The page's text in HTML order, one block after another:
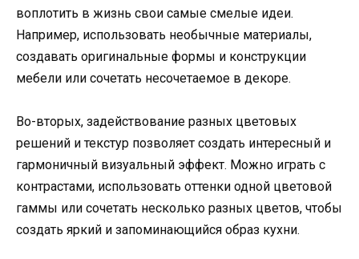
воплотить в жизнь свои самые смелые идеи.
Например, использовать необычные материалы,
создавать оригинальные формы и конструкции
мебели или сочетать несочетаемое в декоре.
Во-вторых, задействование разных цветовых
решений и текстур позволяет создать интересный и
гармоничный визуальный эффект. Можно играть с
контрастами, использовать оттенки одной цветовой
гаммы или сочетать несколько разных цветов, чтобы
создать яркий и запоминающийся образ кухни.